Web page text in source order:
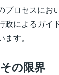
プロセスにお
政によるガイ
ます。
の限界